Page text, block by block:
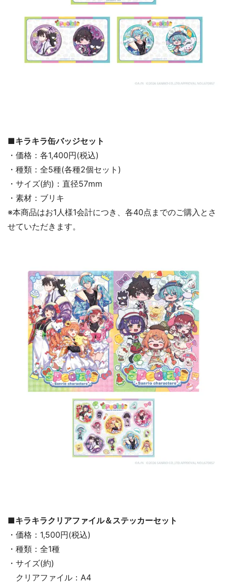
■キラキラ缶バッジセット
・価格：各1,400円(税込)
・種類：全5種(各種2個セット)
・サイズ(約)：直径57mm
・素材：ブリキ
※本商品はお1人様1会計につき、各40点までのご購入とさ
せていただきます。
■キラキラクリアファイル＆ステッカーセット
・価格：1,500円(税込)
・種類：全1種
・サイズ(約)
クリアファイル：A4